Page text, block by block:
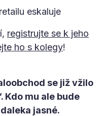
eskaluje
registrujte se k jeho
ho s kolegy!
se již vžilo
Kdo mu ale bude
jasné.